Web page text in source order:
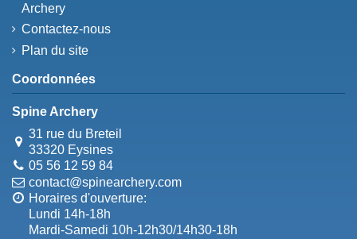
Archery
Contactez-nous
Plan du site
Coordonnées
Spine Archery
31 rue du Breteil
33320 Eysines
05 56 12 59 84
contact@spinearchery.com
Horaires d'ouverture:
Lundi 14h-18h
Mardi-Samedi 10h-12h30/14h30-18h